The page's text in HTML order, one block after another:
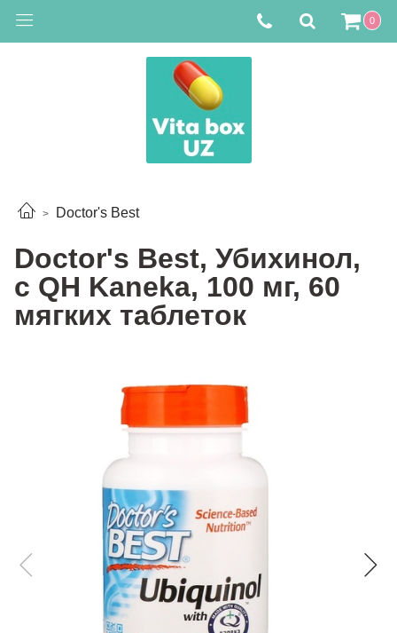
0
Doctor's Best
Doctor's Best, Убихинол,
с QH Kaneka, 100 мг, 60
мягких таблеток